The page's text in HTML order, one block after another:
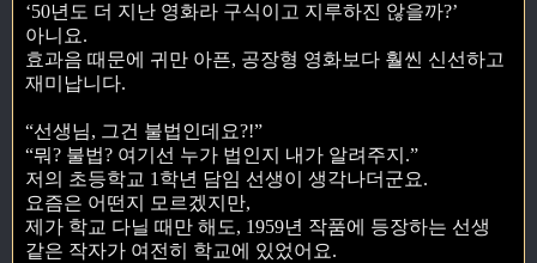
‘50년도 더 지난 영화라 구식이고 지루하진 않을까?’
아니요.
효과음 때문에 귀만 아픈, 공장형 영화보다 훨씬 신선하고
재미납니다.
“선생님, 그건 불법인데요?!”
“뭐? 불법? 여기선 누가 법인지 내가 알려주지.”
저의 초등학교 1학년 담임 선생이 생각나더군요.
요즘은 어떤지 모르겠지만,
제가 학교 다닐 때만 해도, 1959년 작품에 등장하는 선생
같은 작자가 여전히 학교에 있었어요.